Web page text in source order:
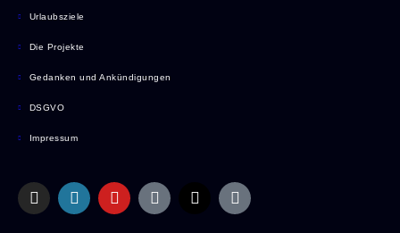
Urlaubsziele
Die Projekte
Gedanken und Ankündigungen
DSGVO
Impressum